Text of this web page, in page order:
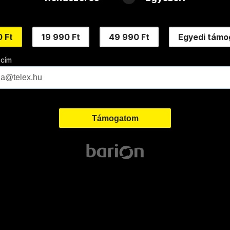
Ft 19 990 Ft 49 990 Ft Egyedi